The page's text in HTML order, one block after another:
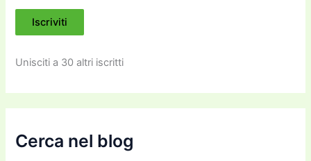
i
i
z
e
m
i
Iscriviti
Unisciti a 30 altri iscritti
Cerca nel blog